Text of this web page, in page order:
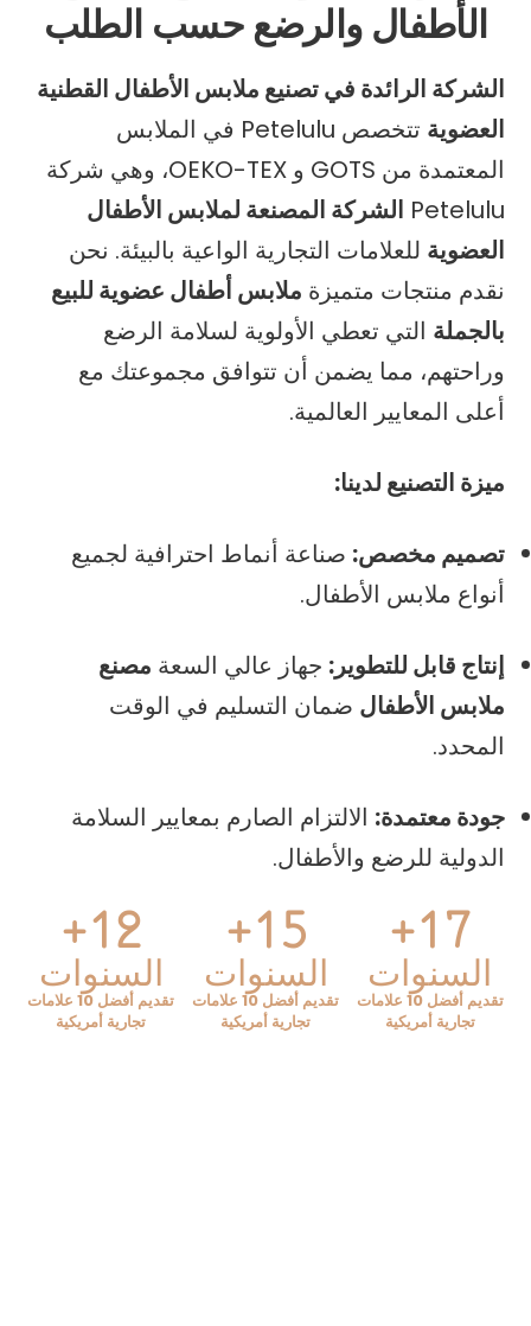
الأطفال والرضع حسب الطلب
الشركة الرائدة في تصنيع ملابس الأطفال القطنية
العضوية
تتخصص Petelulu في الملابس
المعتمدة من GOTS و OEKO-TEX، وهي شركة
Petelulu الشركة المصنعة لملابس الأطفال
العضوية للعلامات التجارية الواعية بالبيئة. نحن
نقدم منتجات متميزة ملابس أطفال عضوية للبيع
بالجملة التي تعطي الأولوية لسلامة الرضع
وراحتهم، مما يضمن أن تتوافق مجموعتك مع
أعلى المعايير العالمية.
ميزة التصنيع لدينا:
تصميم مخصص: صناعة أنماط احترافية لجميع
أنواع ملابس الأطفال.
إنتاج قابل للتطوير: جهاز عالي السعة مصنع
ملابس الأطفال ضمان التسليم في الوقت
المحدد.
جودة معتمدة: الالتزام الصارم بمعايير السلامة
الدولية للرضع والأطفال.
17+
السنوات
تقديم أفضل 10 علامات
تجارية أمريكية
15+
السنوات
تقديم أفضل 10 علامات
تجارية أمريكية
12+
السنوات
تقديم أفضل 10 علامات
تجارية أمريكية